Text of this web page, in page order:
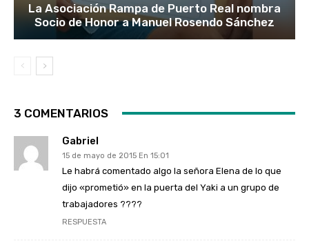
La Asociación Rampa de Puerto Real nombra
Socio de Honor a Manuel Rosendo Sánchez
3 COMENTARIOS
Gabriel
15 de mayo de 2015 En 15:01
Le habrá comentado algo la señora Elena de lo que
dijo «prometió» en la puerta del Yaki a un grupo de
trabajadores ????
RESPUESTA